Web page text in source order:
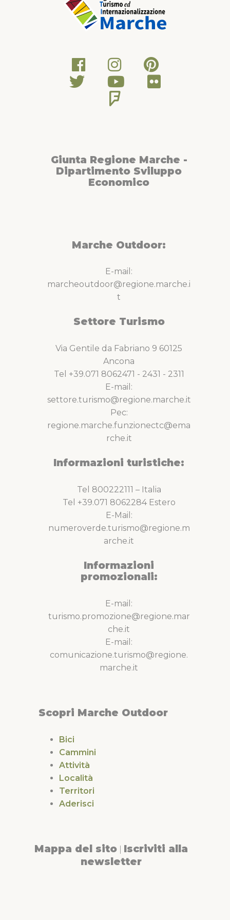
Giunta Regione Marche -
Dipartimento Sviluppo
Economico
Marche Outdoor:
E-mail:
marcheoutdoor@regione.marche.i
t
Settore Turismo
Via Gentile da Fabriano 9 60125
Ancona
Tel +39.071 8062471 - 2431 - 2311
E-mail:
settore.turismo@regione.marche.it
Pec:
regione.marche.funzionectc@ema
rche.it
Informazioni turistiche:
Tel 800222111 – Italia
Tel +39.071 8062284 Estero
E-Mail:
numeroverde.turismo@regione.m
arche.it
Informazioni
promozionali:
E-mail:
turismo.promozione@regione.mar
che.it
E-mail:
comunicazione.turismo@regione.
marche.it
Scopri Marche Outdoor
Bici
Cammini
Attività
Località
Territori
Aderisci
Mappa del sito Iscriviti alla
newsletter